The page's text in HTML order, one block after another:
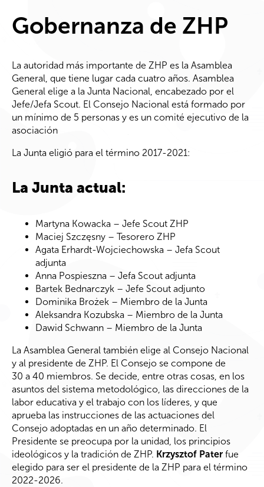
Gobernanza de ZHP
La autoridad más importante de ZHP es la Asamblea
General, que tiene lugar cada cuatro años. Asamblea
General elige a la Junta Nacional, encabezado por el
Jefe/Jefa Scout. El Consejo Nacional está formado por
un mínimo de 5 personas y es un comité ejecutivo de la
asociación
La Junta eligió para el término 2017-2021:
La Junta actual:
Martyna Kowacka – Jefe Scout ZHP
Maciej Szczęsny – Tesorero ZHP
Agata Erhardt-Wojciechowska – Jefa Scout
adjunta
Anna Pospieszna – Jefa Scout adjunta
Bartek Bednarczyk – Jefe Scout adjunto
Dominika Brożek – Miembro de la Junta
Aleksandra Kozubska – Miembro de la Junta
Dawid Schwann – Miembro de la Junta
La Asamblea General también elige al Consejo Nacional
y al presidente de ZHP. El Consejo se compone de
30 a 40 miembros. Se decide, entre otras cosas, en los
asuntos del sistema metodológico, las direcciones de la
labor educativa y el trabajo con los líderes, y que
aprueba las instrucciones de las actuaciones del
Consejo adoptadas en un año determinado. El
Presidente se preocupa por la unidad, los principios
ideológicos y la tradición de ZHP. Krzysztof Pater fue
elegido para ser el presidente de la ZHP para el término
2022-2026.